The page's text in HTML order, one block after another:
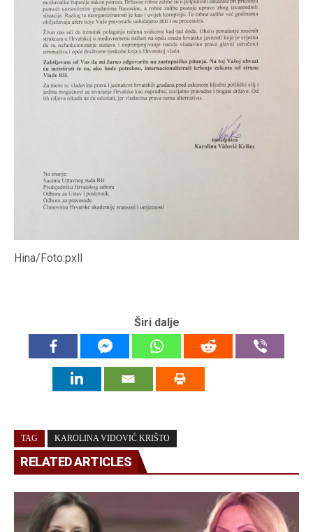
Hina/Foto:pxll
Širi dalje
TAG KAROLINA VIDOVIĆ KRIŠTO
RELATED ARTICLES